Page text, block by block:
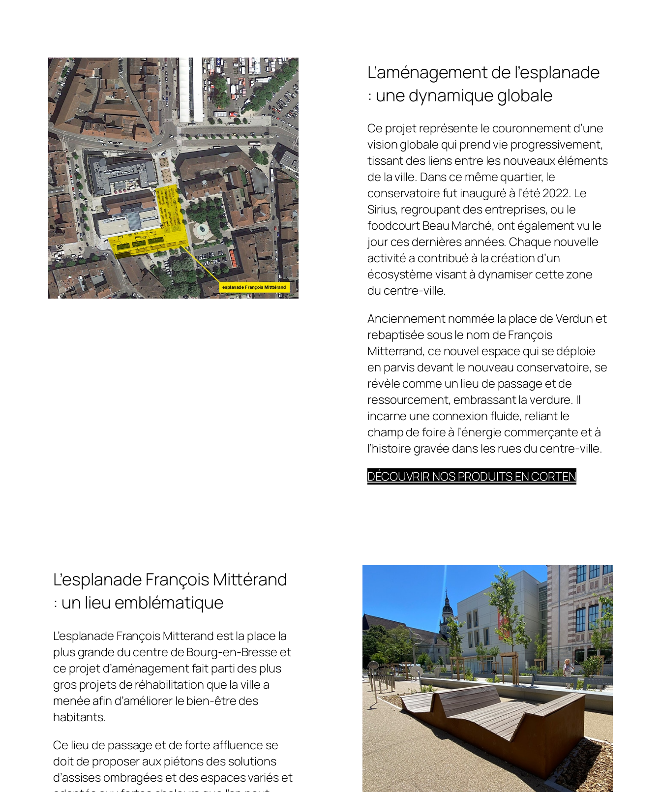
L’aménagement de l’esplanade
: une dynamique globale
Ce projet représente le couronnement d’une
vision globale qui prend vie progressivement,
tissant des liens entre les nouveaux éléments
de la ville. Dans ce même quartier, le
conservatoire fut inauguré à l’été 2022. Le
Sirius, regroupant des entreprises, ou le
foodcourt Beau Marché, ont également vu le
jour ces dernières années. Chaque nouvelle
activité a contribué à la création d’un
écosystème visant à dynamiser cette zone
du centre-ville.
Anciennement nommée la place de Verdun et
rebaptisée sous le nom de François
Mitterrand, ce nouvel espace qui se déploie
en parvis devant le nouveau conservatoire, se
révèle comme un lieu de passage et de
ressourcement, embrassant la verdure. Il
incarne une connexion fluide, reliant le
champ de foire à l’énergie commerçante et à
l’histoire gravée dans les rues du centre-ville.
DÉCOUVRIR NOS PRODUITS EN CORTEN
L’esplanade François Mittérand
: un lieu emblématique
L’esplanade François Mitterand est la place la
plus grande du centre de Bourg-en-Bresse et
ce projet d’aménagement fait parti des plus
gros projets de réhabilitation que la ville a
menée afin d’améliorer le bien-être des
habitants.
Ce lieu de passage et de forte affluence se
doit de proposer aux piétons des solutions
d’assises ombragées et des espaces variés et